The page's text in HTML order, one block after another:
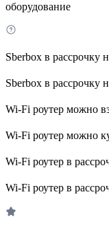
оборудование
Sberbox в рассрочку
Sberbox в рассрочку
Wi-Fi роутер можно
Wi-Fi роутер можно
Wi-Fi роутер в
Wi-Fi роутер в